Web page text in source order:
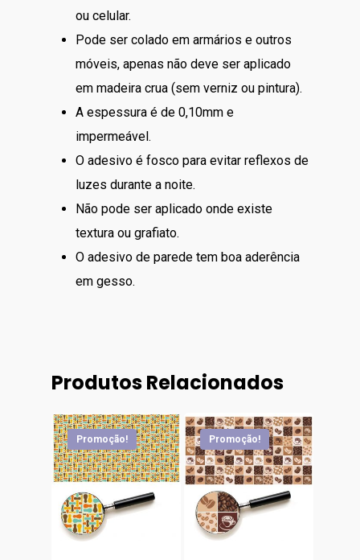
ou celular.
Pode ser colado em armários e outros
móveis, apenas não deve ser aplicado
em madeira crua (sem verniz ou pintura).
A espessura é de 0,10mm e
impermeável.
O adesivo é fosco para evitar reflexos de
luzes durante a noite.
Não pode ser aplicado onde existe
textura ou grafiato.
O adesivo de parede tem boa aderência
em gesso.
Produtos Relacionados
Promoção! Promoção!